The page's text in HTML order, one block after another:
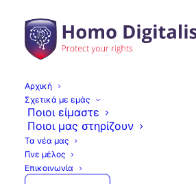
Αρχική
Σχετικά με εμάς
Ποιοι είμαστε
Ποιοι μας στηρίζουν
Τα νέα μας
Γίνε μέλος
Επικοινωνία